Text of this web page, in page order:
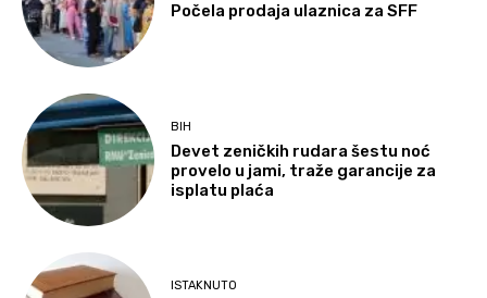
Počela prodaja ulaznica za SFF
BIH
Devet zeničkih rudara šestu noć
provelo u jami, traže garancije za
isplatu plaća
ISTAKNUTO